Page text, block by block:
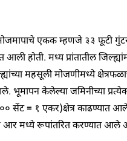
एकक म्हणजे ३३ फूटी
आलीहोती. मध्य प्रांतातील
महसूली मोजणीमध्ये
. भूमापन केलेल्या जमिनीच्या
सेंट = १ एकर)क्षेत्र काढण्यात
आर मध्ये रूपांतरित करण्यात आले